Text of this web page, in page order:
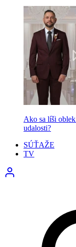
Ako sa líši oblek
udalosti?
SÚŤAŽE
TV